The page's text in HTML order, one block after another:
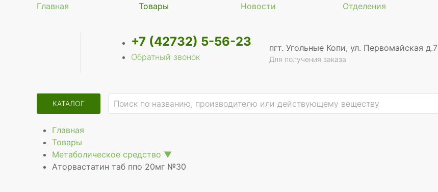
Главная Товары Новости Отделения
+7 (42732) 5-56-23
Обратный звонок
пгт. Угольные Копи, ул. Первомайская д.7
Для получения заказа
КАТАЛОГ
Главная
Товары
Метаболическое средство ▼
Аторвастатин таб ппо 20мг №30